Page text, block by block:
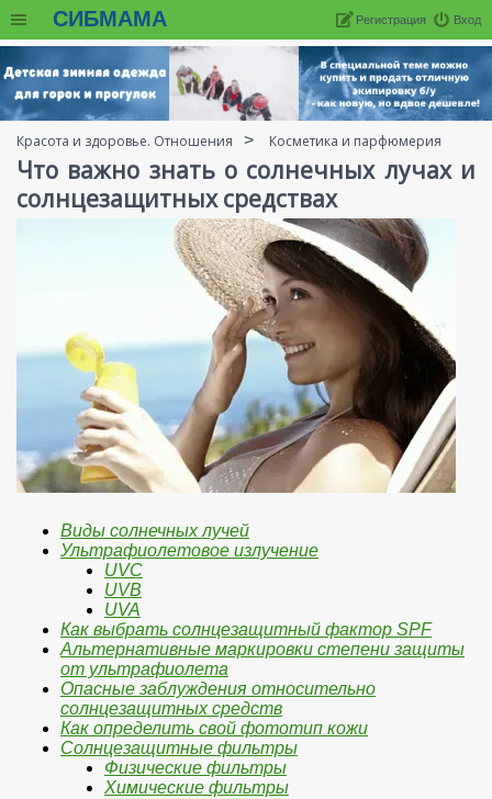
СИБМАМА Вход
Регистрация
Красота и здоровье. Отношения Косметика и парфюмерия
Что важно знать о солнечных лучах и
солнцезащитных средствах
Виды солнечных лучей
Ультрафиолетовое излучение
UVC
UVB
UVA
Как выбрать солнцезащитный фактор SPF
Альтернативные маркировки степени защиты
от ультрафиолета
Опасные заблуждения относительно
солнцезащитных средств
Как определить свой фототип кожи
Солнцезащитные фильтры
Физические фильтры
Химические фильтры